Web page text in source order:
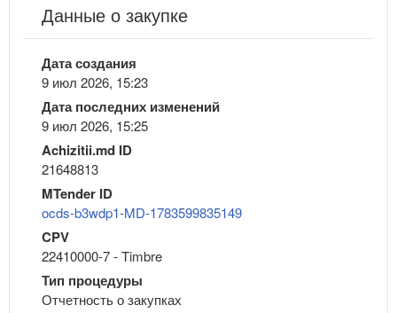
Данные о закупке
Дата создания
9 июл 2026, 15:23
Дата последних изменений
9 июл 2026, 15:25
Achizitii.md ID
21648813
MTender ID
ocds-b3wdp1-MD-1783599835149
CPV
22410000-7 - Timbre
Тип процедуры
Отчетность о закупках